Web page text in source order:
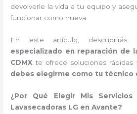
devolverle la vida a tu equipo y
funcionar como nueva.
En este artículo,
especializado en reparación de
CDMX te ofrece soluciones rápidas
debes elegirme como tu técnico
¿Por Qué Elegir Mis
Lavasecadoras LG en Avante?